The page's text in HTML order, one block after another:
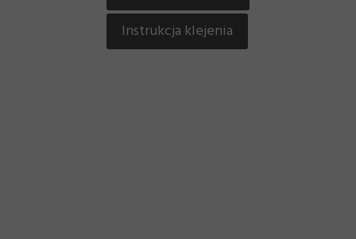
Instrukcja klejenia